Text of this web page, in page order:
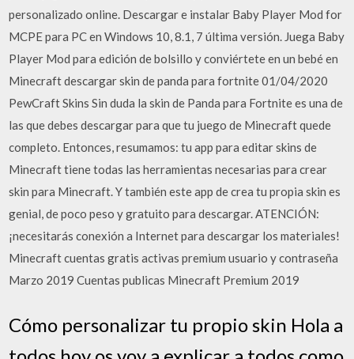
personalizado online. Descargar e instalar Baby Player Mod for
MCPE para PC en Windows 10, 8.1, 7 última versión. Juega Baby
Player Mod para edición de bolsillo y conviértete en un bebé en
Minecraft descargar skin de panda para fortnite 01/04/2020
PewCraft Skins Sin duda la skin de Panda para Fortnite es una de
las que debes descargar para que tu juego de Minecraft quede
completo. Entonces, resumamos: tu app para editar skins de
Minecraft tiene todas las herramientas necesarias para crear
skin para Minecraft. Y también este app de crea tu propia skin es
genial, de poco peso y gratuito para descargar. ATENCIÓN:
¡necesitarás conexión a Internet para descargar los materiales!
Minecraft cuentas gratis activas premium usuario y contraseña
Marzo 2019 Cuentas publicas Minecraft Premium 2019
Cómo personalizar tu propio skin Hola a